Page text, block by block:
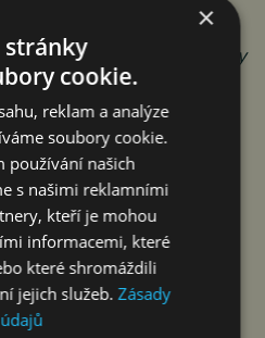
i návštěvníci.
horské město hrdí a aby
že se k nám chtějí vracet.
Město bez kouře, nám
naplňovat,“
komise cestovního ruchu
Mlýn.
zaměřená na podporu
×
stránky
cookie.
reklam a analýze
soubory cookie.
používání našich
s našimi reklamními
kteří je mohou
informacemi, které
které shromáždili
jejich služeb.Zásady